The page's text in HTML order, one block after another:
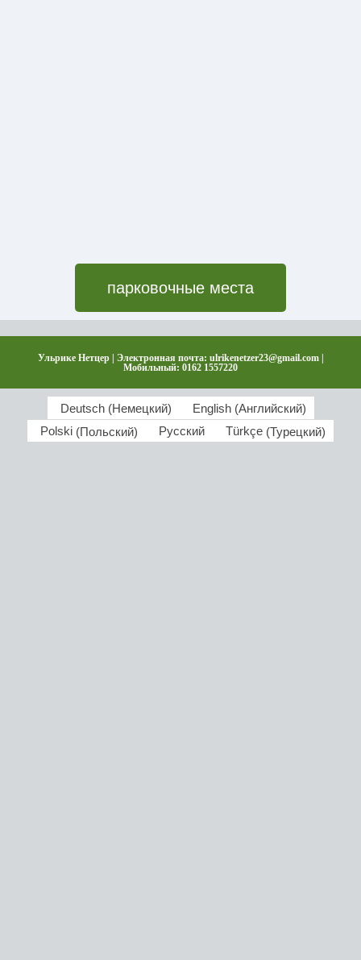
парковочные места
Ульрике Нетцер | Электронная почта: ulrikenetzer23@gmail.com |
Мобильный: 0162 1557220
Deutsch(Немецкий) English(Английский)
Polski (Польский) Русский Türkçe (Турецкий)